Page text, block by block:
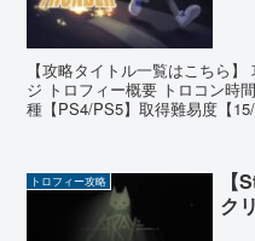
【攻略タイトル一覧はこちら
ジ トロフィー概要 トロコン時
種【PS4/PS5】取得難易度【
トロフィー攻略
ク